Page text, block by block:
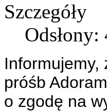
Szczegóły
Odsłony:
Informujemy,
próśb
o zgodę na